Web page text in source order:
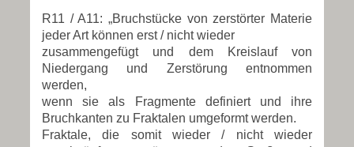
R11 / A11: „Bruchstücke von zerstörter Materie
jeder Art können erst / nicht wieder
zusammengefügt und dem Kreislauf von
Niedergang und Zerstörung entnommen
werden,
wenn sie als Fragmente definiert und ihre
Bruchkanten zu Fraktalen umgeformt werden.
Fraktale, die somit wieder / nicht wieder